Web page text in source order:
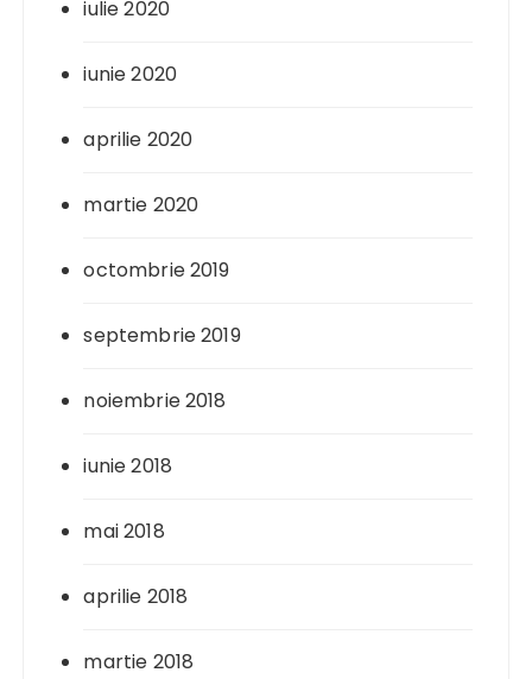
iulie 2020
iunie 2020
aprilie 2020
martie 2020
octombrie 2019
septembrie 2019
noiembrie 2018
iunie 2018
mai 2018
aprilie 2018
martie 2018